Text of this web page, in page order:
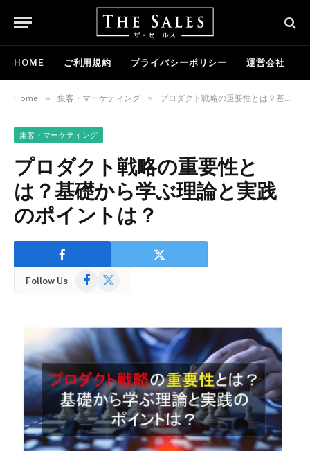
HOME ご利用規約 プライバシーポリシー 運営会社
Home » 集客・マーケティング » プロダクト戦略の重要性とは？基礎から学ぶ理論と実践のポイントは？
集客・マーケティング
プロダクト戦略の重要性と
は？基礎から学ぶ理論と実践
のポイントは？
Follow Us Facebook
X